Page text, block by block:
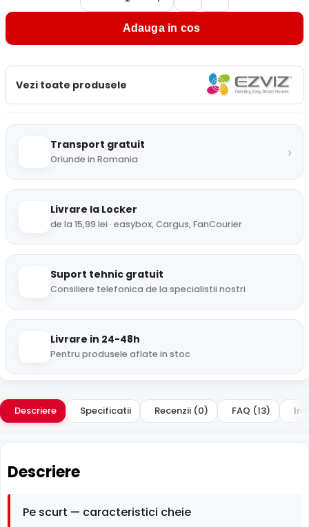
Adauga in cos
Vezi toate produsele
Transport gratuit
Oriunde in Romania ›
Livrare la Locker
de la 15,99 lei · easybox, Cargus, FanCourier
Suport tehnic gratuit
Consiliere telefonica de la specialistii nostri
Livrare in 24-48h
Pentru produsele aflate in stoc
Descriere Specificatii Recenzii (0) FAQ (13)
Descriere
Pe scurt — caracteristici cheie